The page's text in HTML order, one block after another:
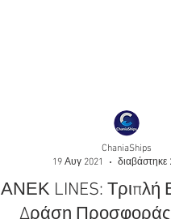
ΑΝΕΚ LINES: Τριπλή
ChaniaShips
19 Αυγ 2021
διαβάστηκε